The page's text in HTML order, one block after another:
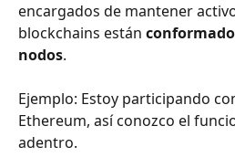
encargados de mantener
blockchains están
nodos.
Ejemplo: Estoy participando
Ethereum, así conozco el
adentro.